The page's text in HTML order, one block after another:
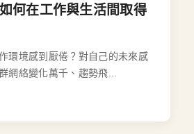
何在工作與生活間取得
環境感到厭倦？對自己的未來感
網絡變化萬千、趨勢飛...